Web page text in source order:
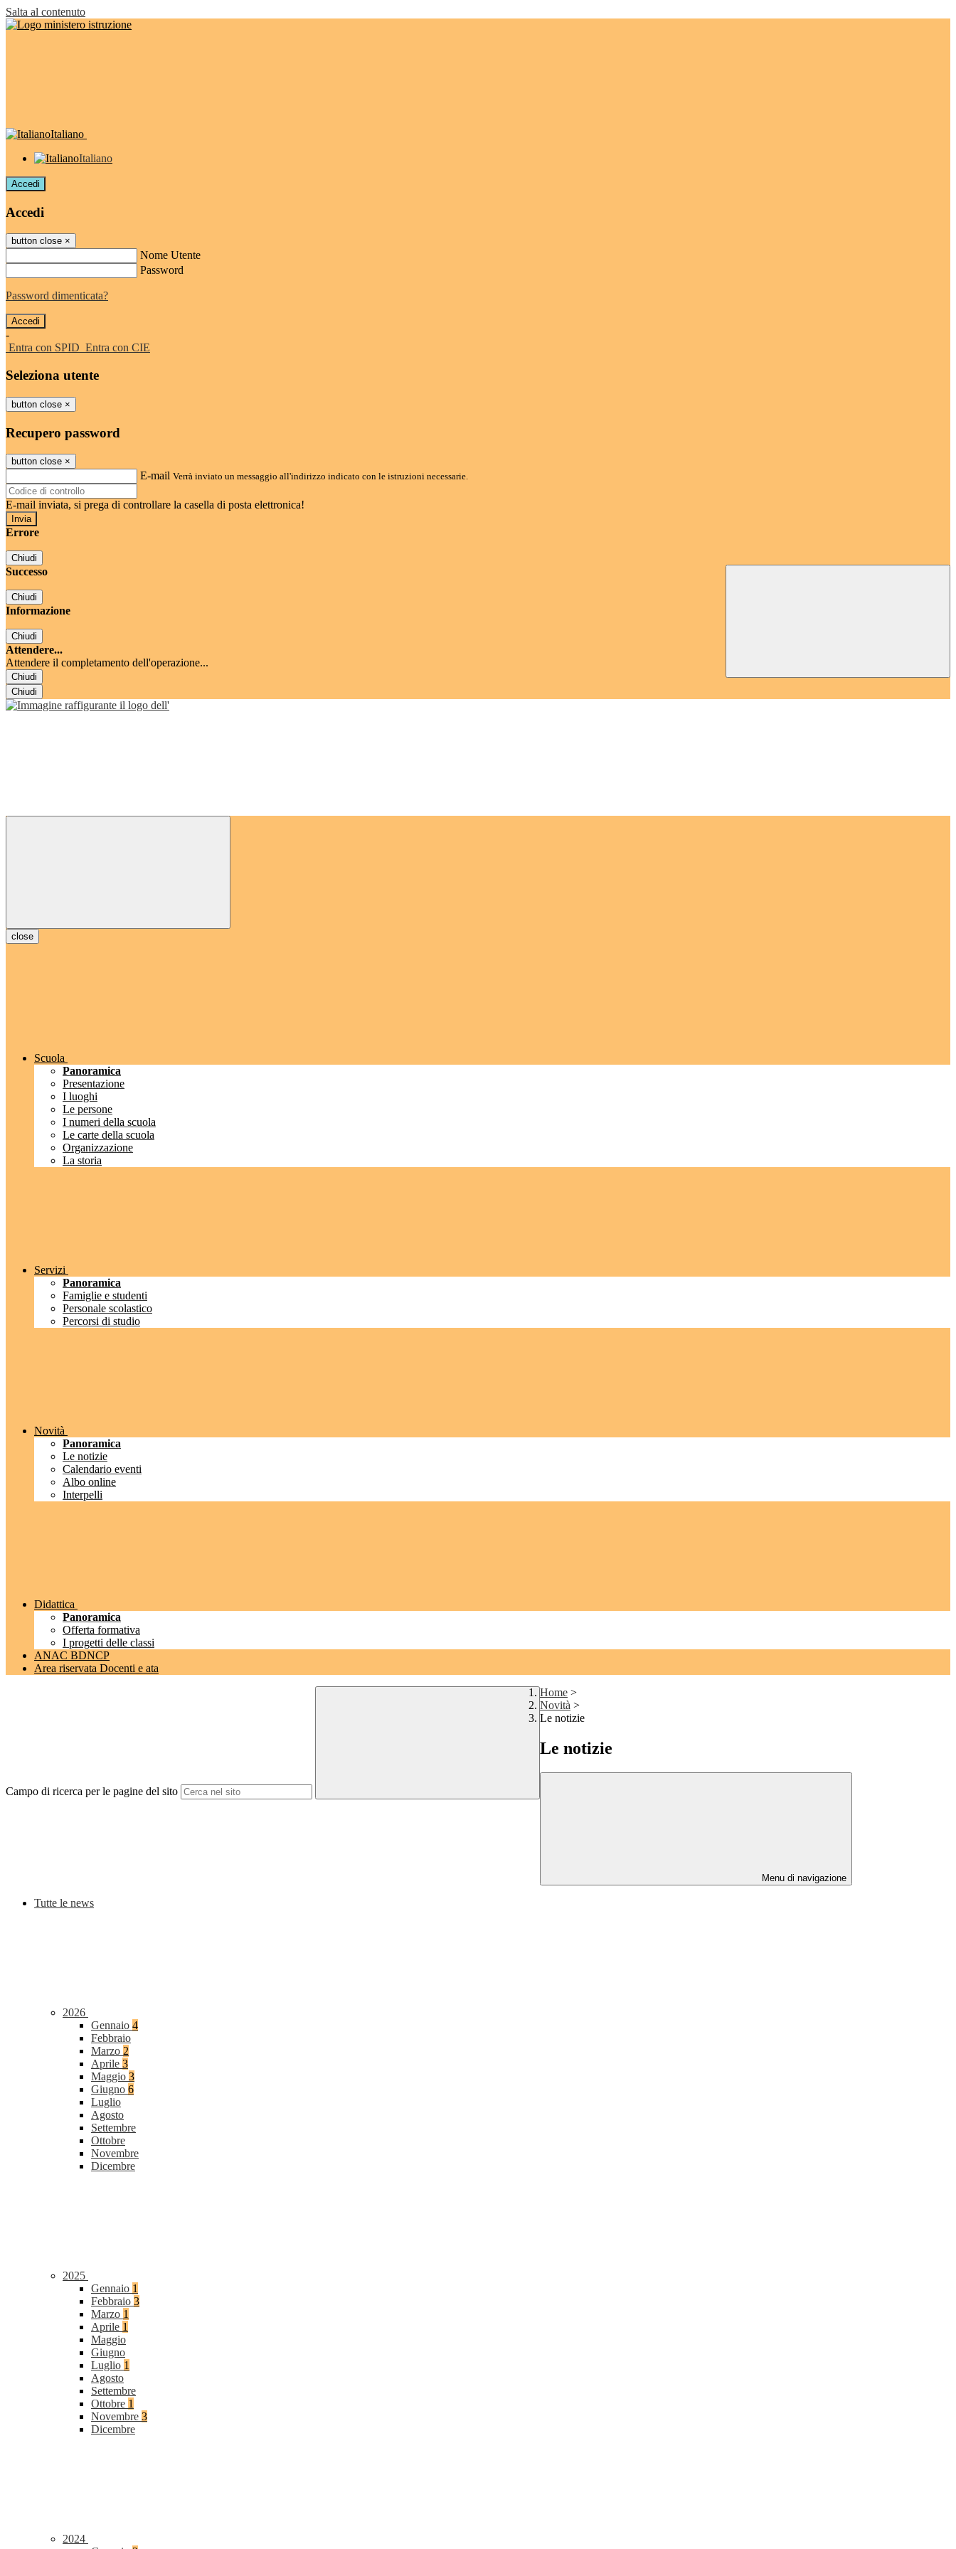
Salta al contenuto
Italiano
Italiano
Accedi
Accedi
button close ×
Nome Utente
Password
Password dimenticata?
-
Entra con SPID Entra con CIE
Seleziona utente
button close ×
Recupero password
button close ×
E-mail Verrà inviato un messaggio all'indirizzo indicato con le istruzioni necessarie.
E-mail inviata, si prega di controllare la casella di posta elettronica!
Errore
Chiudi
Successo
Chiudi
Informazione
Chiudi
Attendere...
Attendere il completamento dell'operazione...
Chiudi
Chiudi
close
Scuola
Panoramica
Presentazione
I luoghi
Le persone
I numeri della scuola
Le carte della scuola
Organizzazione
La storia
Servizi
Panoramica
Famiglie e studenti
Personale scolastico
Percorsi di studio
Novità
Panoramica
Le notizie
Calendario eventi
Albo online
Interpelli
Didattica
Panoramica
Offerta formativa
I progetti delle classi
ANAC BDNCP
Area riservata Docenti e ata
Campo di ricerca per le pagine del sito
Home >
Novità >
Le notizie
Le notizie
Menu di navigazione
Tutte le news
2026
Gennaio 4
Febbraio
Marzo 2
Aprile 3
Maggio 3
Giugno 6
Luglio
Agosto
Settembre
Ottobre
Novembre
Dicembre
2025
Gennaio 1
Febbraio 3
Marzo 1
Aprile 1
Maggio
Giugno
Luglio 1
Agosto
Settembre
Ottobre 1
Novembre 3
Dicembre
2024